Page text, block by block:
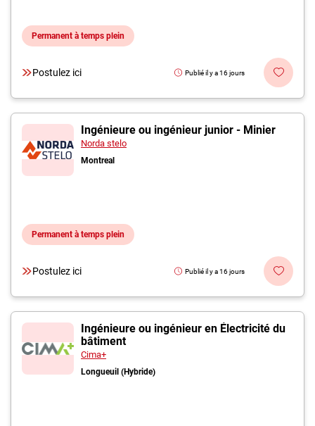
Permanent à temps plein
Postulez ici Publié il y a 16 jours
Ingénieure ou ingénieur junior - Minier
Norda stelo
Montreal
Permanent à temps plein
Postulez ici Publié il y a 16 jours
Ingénieure ou ingénieur en Électricité du
bâtiment
Cima+
Longueuil (Hybride)